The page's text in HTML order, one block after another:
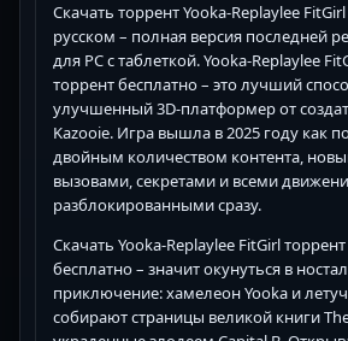
Скачать торрент Yooka-Replaylee
русском – полная версия последней
для PC с таблеткой. Yooka-Replaylee
торрент бесплатно – это лучший
улучшенный 3D-платформер от
Kazooie. Игра вышла в 2025 году как
двойным количеством контента,
вызовами, секретами и всеми
разблокированными сразу.
Скачать Yooka-Replaylee FitGirl
бесплатно – значит окунуться в
приключение: хамелеон Yooka и
собирают страницы великой книги